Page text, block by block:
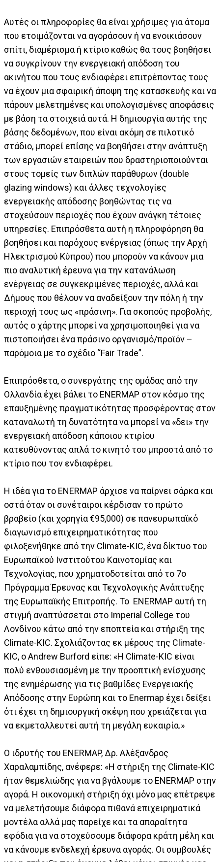
Αυτές οι πληροφορίες θα είναι χρήσιμες για άτομα
που ετοιμάζονται να αγοράσουν ή να ενοικιάσουν
σπίτι, διαμέρισμα ή κτίριο καθώς θα τους βοηθήσει
να συγκρίνουν την ενεργειακή απόδοση του
ακινήτου που τους ενδιαφέρει επιτρέποντας τους
να έχουν μια σφαιρική άποψη της κατασκευής και να
πάρουν μελετημένες και υπολογισμένες αποφάσεις
με βάση τα στοιχειά αυτά. Η δημιουργία αυτής της
βάσης δεδομένων, που είναι ακόμη σε πιλοτικό
στάδιο, μπορεί επίσης να βοηθήσει στην ανάπτυξη
των εργασιών εταιρειών που δραστηριοποιούνται
στους τομείς των διπλών παράθυρων (double
glazing windows) και άλλες τεχνολογίες
ενεργειακής απόδοσης βοηθώντας τις να
στοχεύσουν περιοχές που έχουν ανάγκη τέτοιες
υπηρεσίες. Επιπρόσθετα αυτή η πληροφόρηση θα
βοηθήσει και παρόχους ενέργειας (όπως την Αρχή
Ηλεκτρισμού Κύπρου) που μπορούν να κάνουν μια
πιο αναλυτική έρευνα για την κατανάλωση
ενέργειας σε συγκεκριμένες περιοχές, αλλά και
Δήμους που θέλουν να αναδείξουν την πόλη ή την
περιοχή τους ως «πράσινη». Για σκοπούς προβολής,
αυτός ο χάρτης μπορεί να χρησιμοποιηθεί για να
πιστοποιήσει ένα πράσινο οργανισμό/προϊόν –
παρόμοια με το σχέδιο “Fair Trade”.
Επιπρόσθετα, ο συνεργάτης της ομάδας από την
Ολλανδία έχει βάλει το ENERMAP στον κόσμο της
επαυξημένης πραγματικότητας προσφέροντας στον
καταναλωτή τη δυνατότητα να μπορεί να «δει» την
ενεργειακή απόδοση κάποιου κτιρίου
κατευθύνοντας απλά το κινητό του μπροστά από το
κτίριο που τον ενδιαφέρει.
Η ιδέα για το ENERMAP άρχισε να παίρνει σάρκα και
οστά όταν οι συνέταιροι κέρδισαν το πρώτο
βραβείο (και χορηγία €95,000) σε πανευρωπαϊκό
διαγωνισμό επιχειρηματικότητας που
φιλοξενήθηκε από την Climate-KIC, ένα δίκτυο του
Ευρωπαϊκού Ινστιτούτου Καινοτομίας και
Τεχνολογίας, που χρηματοδοτείται από το 7ο
Πρόγραμμα Έρευνας και Τεχνολογικής Ανάπτυξης
της Ευρωπαϊκής Επιτροπής. Το ENERMAP αυτή τη
στιγμή αναπτύσσεται στο Imperial College του
Λονδίνου κάτω από την εποπτεία και στήριξη της
Climate-KIC. Σχολιάζοντας εκ μέρους της Climate-
KIC, ο Andrew Burford είπε: «Η Climate-KIC είναι
πολύ ενθουσιασμένη με την προοπτική ενίσχυσης
της ενημέρωσης για τις βαθμίδες Ενεργειακής
Απόδοσης στην Ευρώπη και το Enermap έχει δείξει
ότι έχει τη δημιουργική σκέψη που χρειάζεται για
να εκμεταλλευτεί αυτή τη μεγάλη ευκαιρία.»
Ο ιδρυτής του ENERMAP, Δρ. Αλέξανδρος
Χαραλαμπίδης, ανέφερε: «Η στήριξη της Climate-KIC
ήταν θεμελιώδης για να βγάλουμε το ENERMAP στην
αγορά. Η οικονομική στήριξη όχι μόνο μας επέτρεψε
να μελετήσουμε διάφορα πιθανά επιχειρηματικά
μοντέλα αλλά μας παρείχε και τα απαραίτητα
εφόδια για να στοχεύσουμε διάφορα κράτη μέλη και
να κάνουμε ενδελεχή έρευνα αγοράς. Οι συμβουλές